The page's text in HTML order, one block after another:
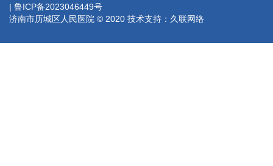
| 鲁ICP备2023046449号
济南市历城区人民医院 © 2020 技术支持： 久联网络